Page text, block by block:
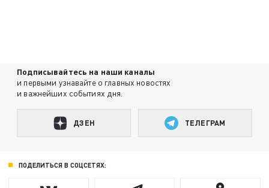
Подписывайтесь на наши каналы
и первыми узнавайте о главных новостях
и важнейших событиях дня.
ДЗЕН ТЕЛЕГРАМ
ПОДЕЛИТЬСЯ В СОЦСЕТЯХ: